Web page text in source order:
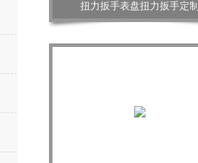
扭力扳手表盘扭力扳手定制